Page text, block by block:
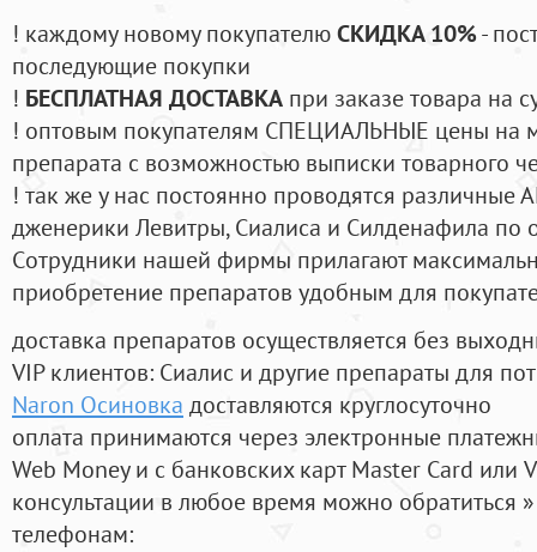
! каждому новому покупателюСКИДКА 10%-
последующие покупки
! БЕСПЛАТНАЯ ДОСТАВКА при заказе товара на
! оптовым покупателям СПЕЦИАЛЬНЫЕ цены на
препарата с возможностью выписки товарного
! так же у нас постоянно проводятся
дженерики Левитры, Сиалиса и Силденафила по
Cотрудники нашей фирмы прилагают
приобретение препаратов удобным для
доставка препаратов осуществляется без
VIP клиентов: Сиалис и другие препараты для
Naron Осиновка доставляются круглосуточно
оплата принимаются через электронные
Web Money и с банковских карт Master Card или
консультации в любое время можно обратиться
телефонам: